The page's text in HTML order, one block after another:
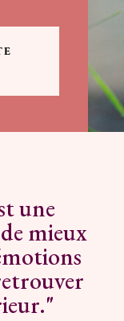
une
mieux